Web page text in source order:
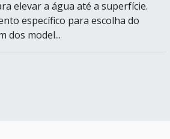
elevar a água até a superfície.
específico para escolha do
dos model...